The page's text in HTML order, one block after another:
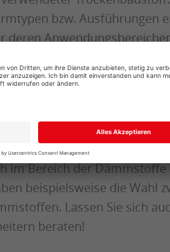
bzw. Ausführungen
oder Ihres
natürlich auch gerne
da das Thema
vom Fachhandel
im Bereich der
beispielsweise die Wahl
Lassen Sie sich
beraten!